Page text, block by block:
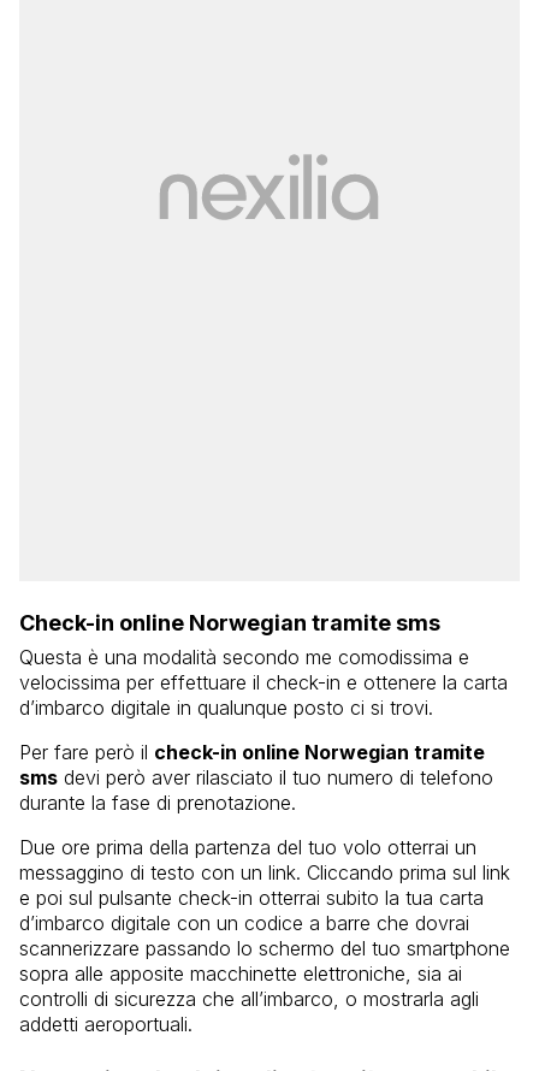
Check-in online Norwegian tramite sms
Questa è una modalità secondo me comodissima e
velocissima per effettuare il check-in e ottenere la carta
d’imbarco digitale in qualunque posto ci si trovi.
Per fare però il check-in online Norwegian tramite
sms devi però aver rilasciato il tuo numero di telefono
durante la fase di prenotazione.
Due ore prima della partenza del tuo volo otterrai un
messaggino di testo con un link. Cliccando prima sul link
e poi sul pulsante check-in otterrai subito la tua carta
d’imbarco digitale con un codice a barre che dovrai
scannerizzare passando lo schermo del tuo smartphone
sopra alle apposite macchinette elettroniche, sia ai
controlli di sicurezza che all’imbarco, o mostrarla agli
addetti aeroportuali.